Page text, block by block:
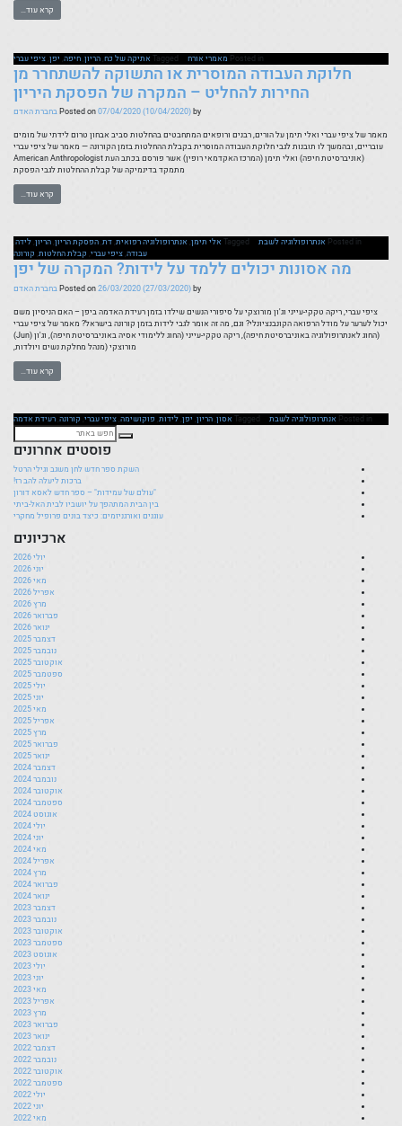
קרא עוד…
Posted in מאמרי אורח Taggedאתיקה של כח הריון חיפה יפן ציפי עברי
חלוקת העבודה המוסרית או התשוקה להשתחרר מן
החירות להחליט – המקרה של הפסקת היריון
Posted on07/04/2020(10/04/2020)by
בחברת האדם
מאמר של ציפי עברי ואלי תימן על הורים, רבנים ורופאים המתחבטים בהחלטות סביב אבחון טרום לידתי של מומים
עובריים, ובהמשך לו תובנות לגבי חלוקת העבודה המוסרית בקבלת ההחלטות בזמן הקורונה — מאמר של ציפי עברי
(אוניברסיטת חיפה) ואלי תימן (המרכז האקדמאי רופין) אשר פורסם בכתב העת American Anthropologist
מתמקד בדינמיקה של קבלת ההחלטות לגבי הפסקת
קרא עוד…
Posted in אנתרופולוגיה לשבת Taggedאלי תימן,אנתרופולוגיה רפואית,דת,הפסקת הריון,הריון,לידה,
עבודה,ציפי עברי, קבלת החלטות, קורונה
מה אסונות יכולים ללמד על לידות? המקרה של יפן
Posted on26/03/2020(27/03/2020)by
בחברת האדם
ציפי עברי, ריקה טקקי-עייני וג'ון מורוצקי על סיפורי הנשים שילדו בזמן רעידת האדמה ביפן – האם הניסיון משם
יכול לערער על מודל הרפואה הקונבנציונלי? וגם, מה זה אומר לגבי לידות בזמן קורונה בישראל? מאמר של ציפי עברי
(החוג לאנתרופולוגיה באוניברסיטת חיפה), ריקה טקקי-עייני (החוג ללימודי אסיה באוניברסיטת חיפה), וג'ון (Jun)
מורוצקי (מנהל מחלקת נשים ויולדות,
קרא עוד…
Posted in אנתרופולוגיה לשבת Taggedאסון,הריון, יפן,לידות, פוקושימה,ציפי עברי, קורונה,רעידת אדמה
פוסטים אחרונים
השקת ספר חדש לחן משגב וגילי הרטל
ברכות ליעלה להב רז!
"עולם של עמידות" – ספר חדש לאסא דורון
בין הבית המתהפך על יושביו לבית האל-ביתי
עוגנים ואורגניזמים: כיצד בונים פרופיל מחקרי
ארכיונים
יולי 2026
יוני 2026
מאי 2026
אפריל 2026
מרץ 2026
פברואר 2026
ינואר 2026
דצמבר 2025
נובמבר 2025
אוקטובר 2025
ספטמבר 2025
יולי 2025
יוני 2025
מאי 2025
אפריל 2025
מרץ 2025
פברואר 2025
ינואר 2025
דצמבר 2024
נובמבר 2024
אוקטובר 2024
ספטמבר 2024
אוגוסט 2024
יולי 2024
יוני 2024
מאי 2024
אפריל 2024
מרץ 2024
פברואר 2024
ינואר 2024
דצמבר 2023
נובמבר 2023
אוקטובר 2023
ספטמבר 2023
אוגוסט 2023
יולי 2023
יוני 2023
מאי 2023
אפריל 2023
מרץ 2023
פברואר 2023
ינואר 2023
דצמבר 2022
נובמבר 2022
אוקטובר 2022
ספטמבר 2022
יולי 2022
יוני 2022
מאי 2022